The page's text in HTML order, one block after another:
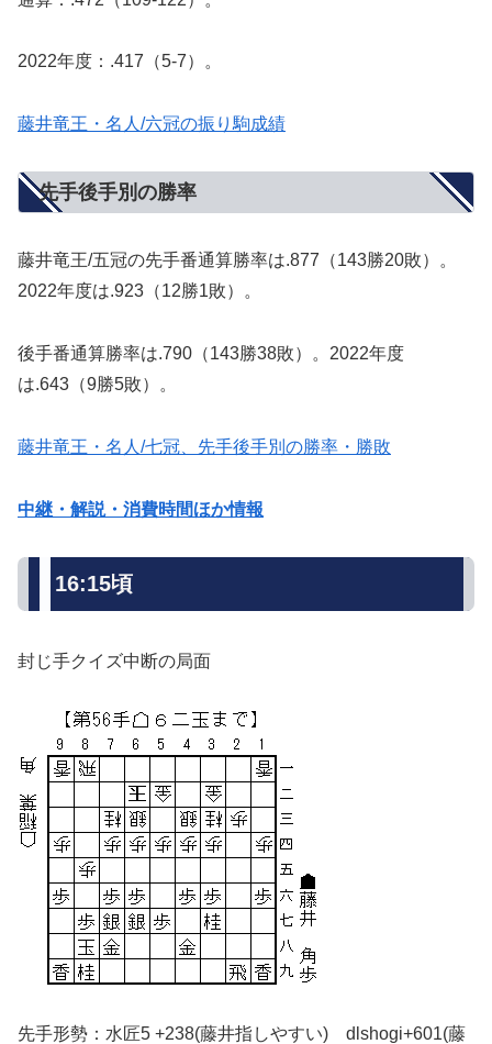
2022年度：.417（5-7）。
藤井竜王・名人/六冠の振り駒成績
先手後手別の勝率
藤井竜王/五冠の先手番通算勝率は.877（143勝20敗）。
2022年度は.923（12勝1敗）。
後手番通算勝率は.790（143勝38敗）。2022年度
は.643（9勝5敗）。
藤井竜王・名人/七冠、先手後手別の勝率・勝敗
中継・解説・消費時間ほか情報
16:15頃
封じ手クイズ中断の局面
先手形勢：水匠5 +238(藤井指しやすい) dlshogi+601(藤